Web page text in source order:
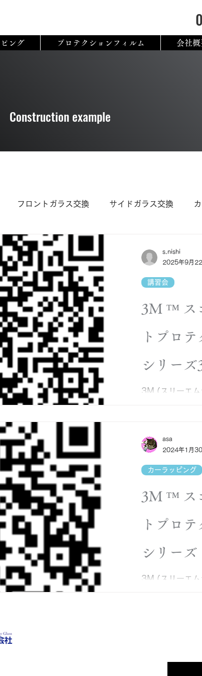
ング プロテクションフィルム 会社概
Construction example
フロントガラス交換 サイドガラス交換
ィルム 3M 認定トレーニング
3M ™ ス
トプロ
シリーズ
ニングの
3M (スリーエ
済の方のみの対
ナンス需要が高
ご検討くださ
年10月29日(水
年10月31日(金
WSG株式会社
し： 要相談 ※
す。返金するこ
講習会
s.nishi
2025年9月22
3M ™ ス
トプロ
シリーズ
案内
3M (スリーエ
カーラッピング
asa
2024年1月30